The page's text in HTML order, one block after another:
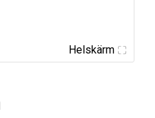
Helskärm